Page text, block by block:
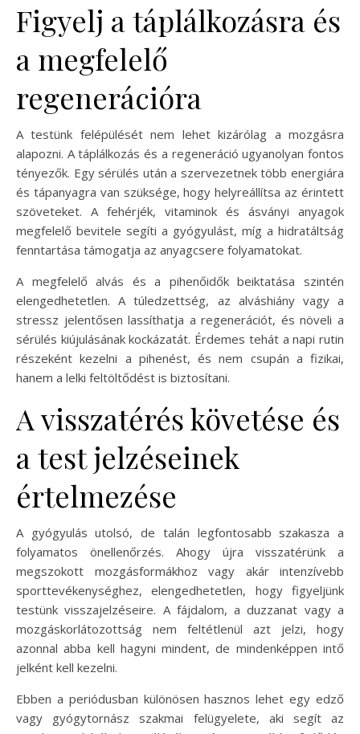
Figyelj a táplálkozásra és
a megfelelő
regenerációra
A testünk felépülését nem lehet kizárólag a mozgásra
alapozni. A táplálkozás és a regeneráció ugyanolyan fontos
tényezők. Egy sérülés után a szervezetnek több energiára
és tápanyagra van szüksége, hogy helyreállítsa az érintett
szöveteket. A fehérjék, vitaminok és ásványi anyagok
megfelelő bevitele segíti a gyógyulást, míg a hidratáltság
fenntartása támogatja az anyagcsere folyamatokat.
A megfelelő alvás és a pihenőidők beiktatása szintén
elengedhetetlen. A túledzettség, az alváshiány vagy a
stressz jelentősen lassíthatja a regenerációt, és növeli a
sérülés kiújulásának kockázatát. Érdemes tehát a napi rutin
részeként kezelni a pihenést, és nem csupán a fizikai,
hanem a lelki feltöltődést is biztosítani.
A visszatérés követése és
a test jelzéseinek
értelmezése
A gyógyulás utolsó, de talán legfontosabb szakasza a
folyamatos önellenőrzés. Ahogy újra visszatérünk a
megszokott mozgásformákhoz vagy akár intenzívebb
sporttevékenységhez, elengedhetetlen, hogy figyeljünk
testünk visszajelzéseire. A fájdalom, a duzzanat vagy a
mozgáskorlátozottság nem feltétlenül azt jelzi, hogy
azonnal abba kell hagyni mindent, de mindenképpen intő
jelként kell kezelni.
Ebben a periódusban különösen hasznos lehet egy edző
vagy gyógytornász szakmai felügyelete, aki segít az